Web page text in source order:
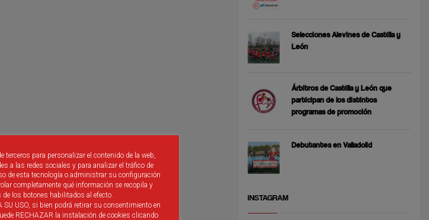
Selecciones Alevines de Castilla y
León
Árbitros de Castilla y León que
participan de los distintos
programas de promoción
Debutantes en Valladolid
INSTAGRAM
para personalizar el contenido de la web,
a las redes sociales y para analizar el tráfico de
de esta tecnología o administrar su configuración
completamente qué información se recopila y
de los botones habilitados al efecto.
SU USO, si bien podrá retirar su consentimiento en
RECHAZAR la instalación de cookies clicando